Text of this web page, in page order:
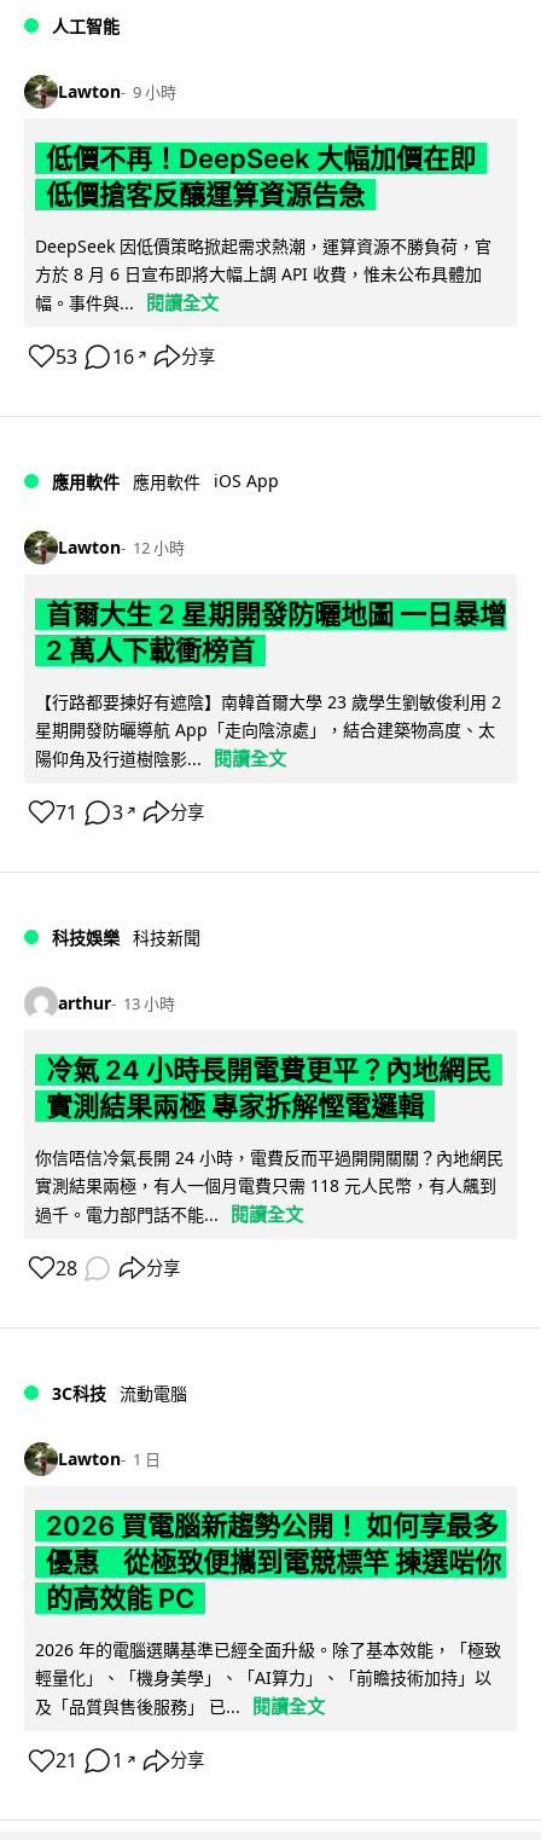
人工智能
Lawton 9 小時
低價不再！DeepSeek 大幅加價在即
低價搶客反釀運算資源告急
DeepSeek 因低價策略掀起需求熱潮，運算資源不勝負荷，官
方於 8 月 6 日宣布即將大幅上調 API 收費，惟未公布具體加
幅。事件與...
閱讀全文
53 16 ↗ 分享
應用軟件 應用軟件 iOS App
Lawton 12 小時
首爾大生 2 星期開發防曬地圖 一日暴增
2 萬人下載衝榜首
【行路都要揀好有遮陰】南韓首爾大學 23 歲學生劉敏俊利用 2
星期開發防曬導航 App「走向陰涼處」，結合建築物高度、太
陽仰角及行道樹陰影...
閱讀全文
71 3 ↗ 分享
科技娛樂 科技新聞
arthur 13 小時
冷氣 24 小時長開電費更平？內地網民
實測結果兩極 專家拆解慳電邏輯
你信唔信冷氣長開 24 小時，電費反而平過開開關關？內地網民
實測結果兩極，有人一個月電費只需 118 元人民幣，有人飆到
過千。電力部門話不能...
閱讀全文
28 分享
3C科技 流動電腦
Lawton 1 日
2026 買電腦新趨勢公開！ 如何享最多
優惠 從極致便攜到電競標竿 揀選啱你
的高效能 PC
2026 年的電腦選購基準已經全面升級。除了基本效能，「極致
輕量化」、「機身美學」、「AI算力」、「前瞻技術加持」以
及「品質與售後服務」 已...
閱讀全文
21 1 ↗ 分享